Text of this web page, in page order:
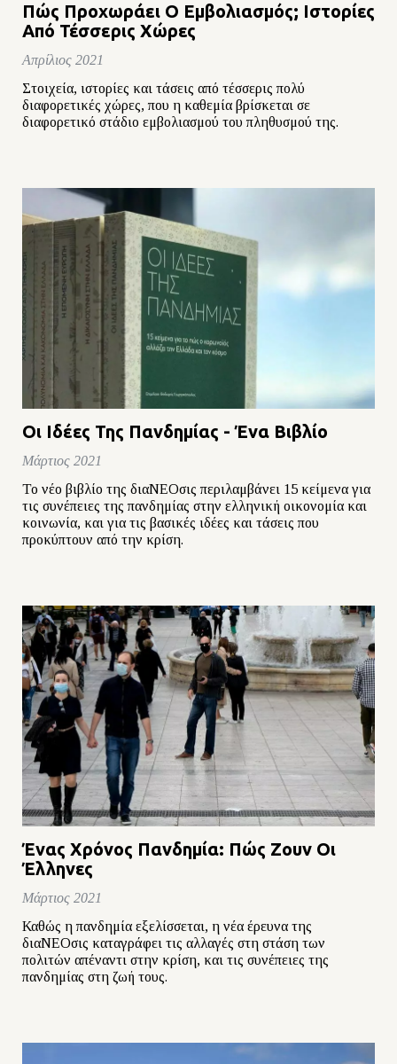
Πώς Προχωράει Ο Εμβολιασμός; Ιστορίες
Από Τέσσερις Χώρες
Απρίλιος 2021
Στοιχεία, ιστορίες και τάσεις από τέσσερις πολύ
διαφορετικές χώρες, που η καθεμία βρίσκεται σε
διαφορετικό στάδιο εμβολιασμού του πληθυσμού της.
Οι Ιδέες Της Πανδημίας - Ένα Βιβλίο
Μάρτιος 2021
Το νέο βιβλίο της διαΝΕΟσις περιλαμβάνει 15 κείμενα για
τις συνέπειες της πανδημίας στην ελληνική οικονομία και
κοινωνία, και για τις βασικές ιδέες και τάσεις που
προκύπτουν από την κρίση.
Ένας Χρόνος Πανδημία: Πώς Ζουν Οι
Έλληνες
Μάρτιος 2021
Καθώς η πανδημία εξελίσσεται, η νέα έρευνα της
διαΝΕΟσις καταγράφει τις αλλαγές στη στάση των
πολιτών απέναντι στην κρίση, και τις συνέπειες της
πανδημίας στη ζωή τους.